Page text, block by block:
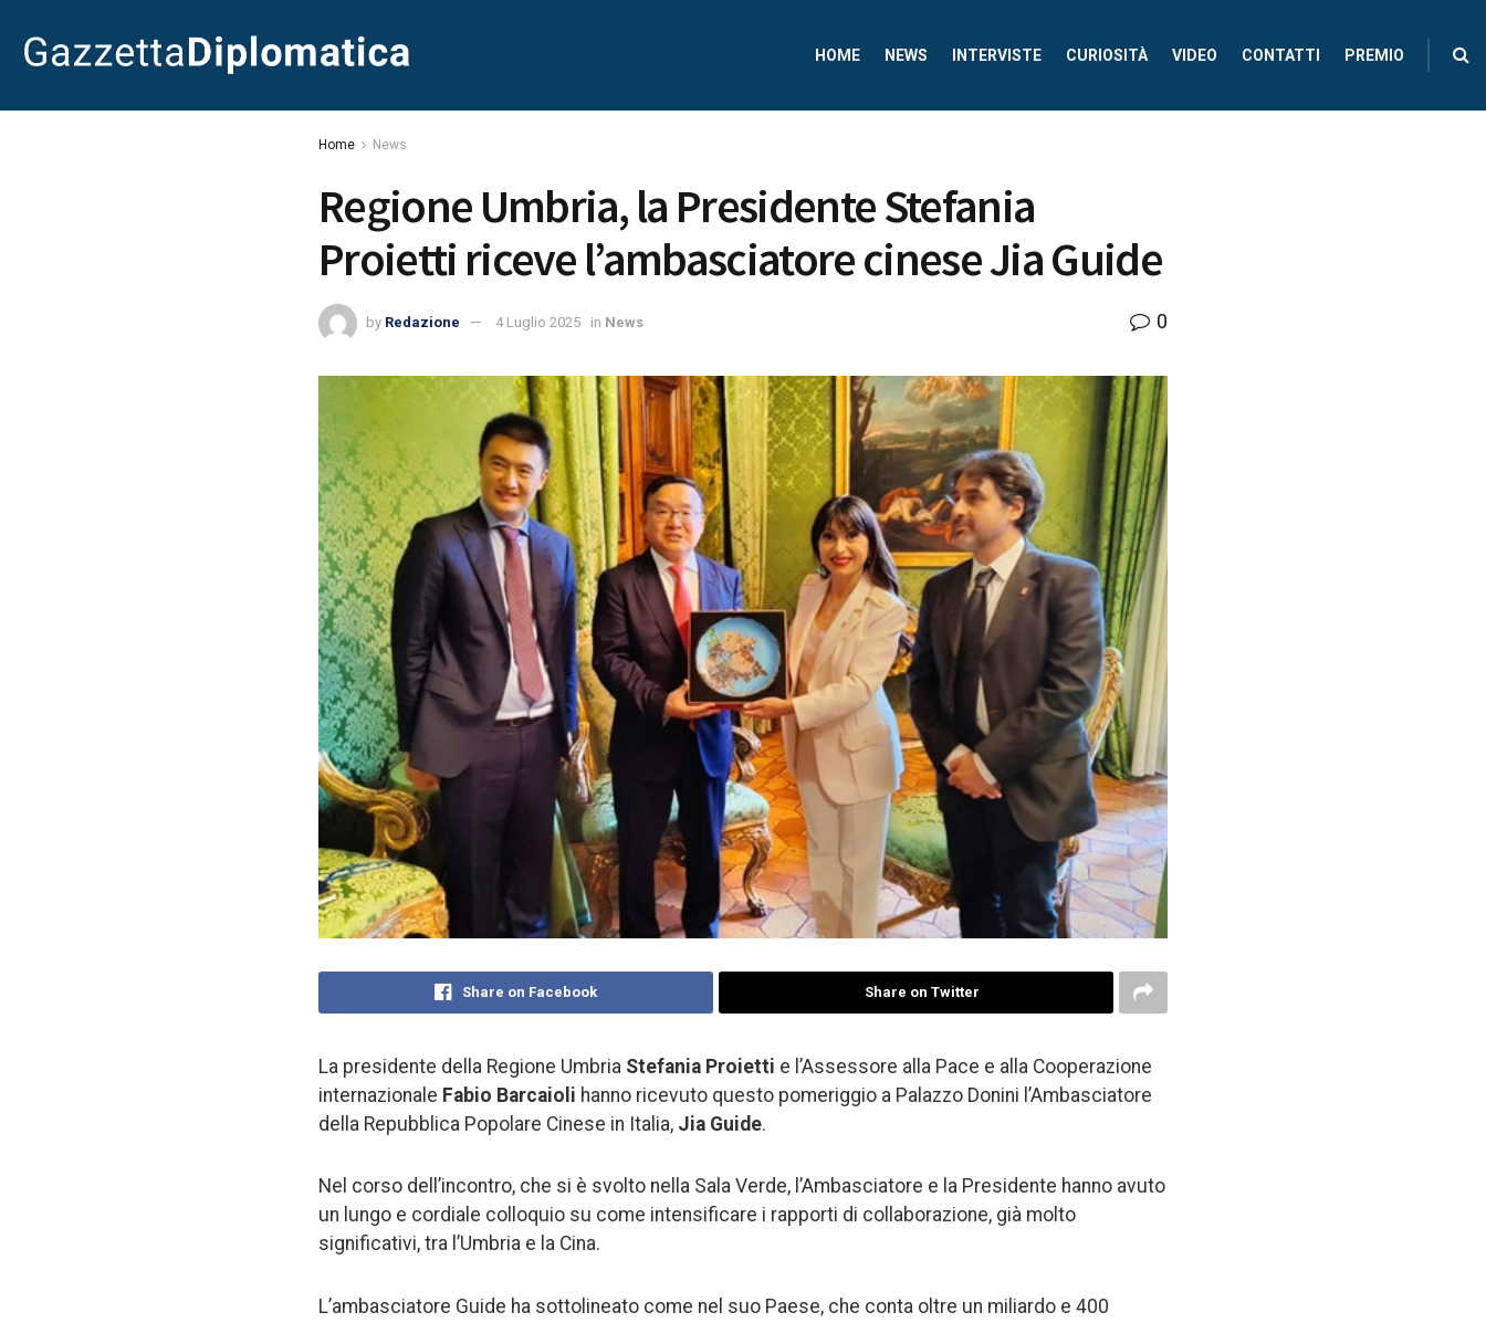
HOME NEWS INTERVISTE CURIOSITÀ VIDEO CONTATTI PREMIO
Home News
Regione Umbria, la Presidente Stefania
Proietti riceve l’ambasciatore cinese Jia Guide
by Redazione 4 Luglio 2025 in News 0
Share on Facebook Share on Twitter
La presidente della Regione Umbria Stefania Proietti e l’Assessore alla Pace e alla Cooperazione
internazionale Fabio Barcaioli hanno ricevuto questo pomeriggio a Palazzo Donini l’Ambasciatore
della Repubblica Popolare Cinese in Italia, Jia Guide.
Nel corso dell’incontro, che si è svolto nella Sala Verde, l’Ambasciatore e la Presidente hanno avuto
un lungo e cordiale colloquio su come intensificare i rapporti di collaborazione, già molto
significativi, tra l’Umbria e la Cina.
L’ambasciatore Guide ha sottolineato come nel suo Paese, che conta oltre un miliardo e 400